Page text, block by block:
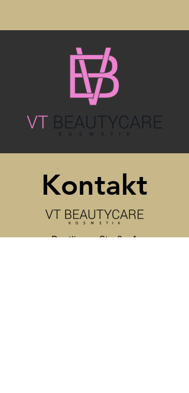
Kontakt
Reutlinger Straße 4